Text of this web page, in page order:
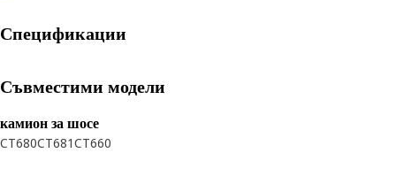
and transmission control system.
• Provides reliable performance for smooth gear shifts.
Спецификации
Съвместими модели
камион за шосе
CT680CT681CT660